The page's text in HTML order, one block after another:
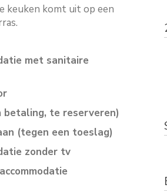
keuken komt uit op een
met sanitaire
betaling, te reserveren)
(tegen een toeslag)
zonder tv